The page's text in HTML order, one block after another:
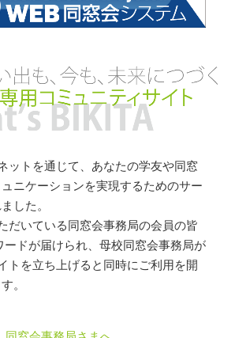
ットを通じて、あなたの学友や同窓
ニケーションを実現するためのサー
した。
だいている同窓会事務局の会員の皆
ードが届けられ、母校同窓会事務局が
トを立ち上げると同時にご利用を開
。